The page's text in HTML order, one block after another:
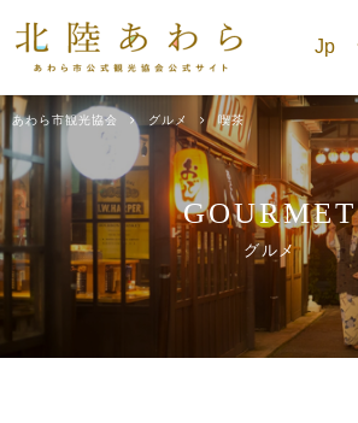
あわら市観光協会 グルメ 喫茶
GOURMET
グルメ